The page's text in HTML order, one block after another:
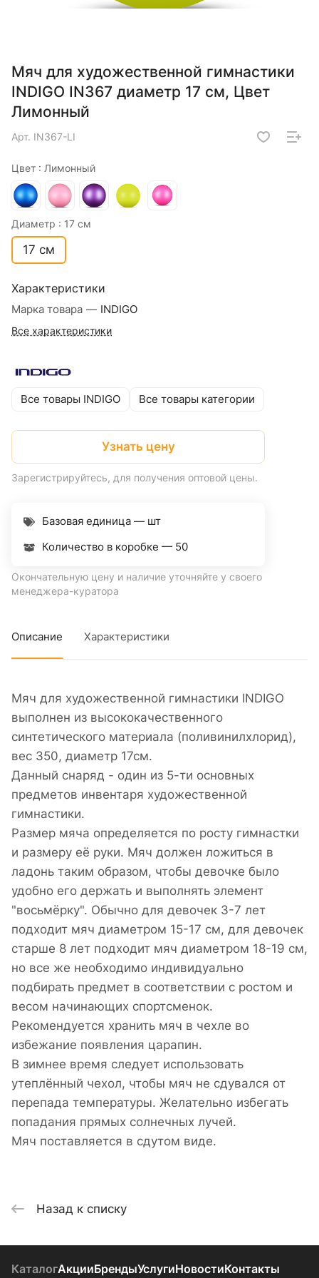
Мяч для художественной гимнастики
INDIGO IN367 диаметр 17 см, Цвет
Лимонный
Арт. IN367-LI
Цвет : Лимонный
Диаметр : 17 см
17 см
Характеристики
Марка товара — INDIGO
Все характеристики
Все товары INDIGO Все товары категории
Узнать цену
Зарегистрируйтесь, для получения оптовой цены.
Базовая единица — шт
Количество в коробке — 50
Окончательную цену и наличие уточняйте у своего
менеджера-куратора
Описание Характеристики
Мяч для художественной гимнастики INDIGO
выполнен из высококачественного
синтетического материала (поливинилхлорид),
вес 350, диаметр 17см.
Данный снаряд - один из 5-ти основных
предметов инвентаря художественной
гимнастики.
Размер мяча определяется по росту гимнастки
и размеру её руки. Мяч должен ложиться в
ладонь таким образом, чтобы девочке было
удобно его держать и выполнять элемент
"восьмёрку". Обычно для девочек 3-7 лет
подходит мяч диаметром 15-17 см, для девочек
старше 8 лет подходит мяч диаметром 18-19 см,
но все же необходимо индивидуально
подбирать предмет в соответствии с ростом и
весом начинающих спортсменок.
Рекомендуется хранить мяч в чехле во
избежание появления царапин.
В зимнее время следует использовать
утеплённый чехол, чтобы мяч не сдувался от
перепада температуры. Желательно избегать
попадания прямых солнечных лучей.
Мяч поставляется в сдутом виде.
Назад к списку
КаталогАкцииБрендыУслугиНовостиКонтакты